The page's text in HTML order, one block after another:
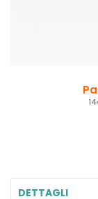
DETTAGLI